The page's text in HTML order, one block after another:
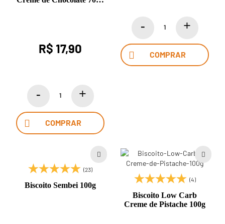
R$ 17,90
COMPRAR
COMPRAR
(23)
Biscoito Sembei 100g
(4)
Biscoito Low Carb
Creme de Pistache 100g